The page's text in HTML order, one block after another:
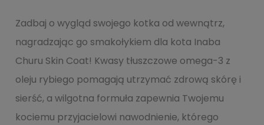
Zadbaj o wygląd swojego kotka od wewnątrz,
nagradzając go smakołykiem dla kota Inaba
Churu Skin Coat! Kwasy tłuszczowe omega-3 z
oleju rybiego pomagają utrzymać zdrową skórę i
sierść, a wilgotna formuła zapewnia Twojemu
kociemu przyjacielowi nawodnienie, którego